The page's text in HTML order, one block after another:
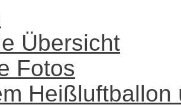
Übersicht
Fotos
Heißluftballon